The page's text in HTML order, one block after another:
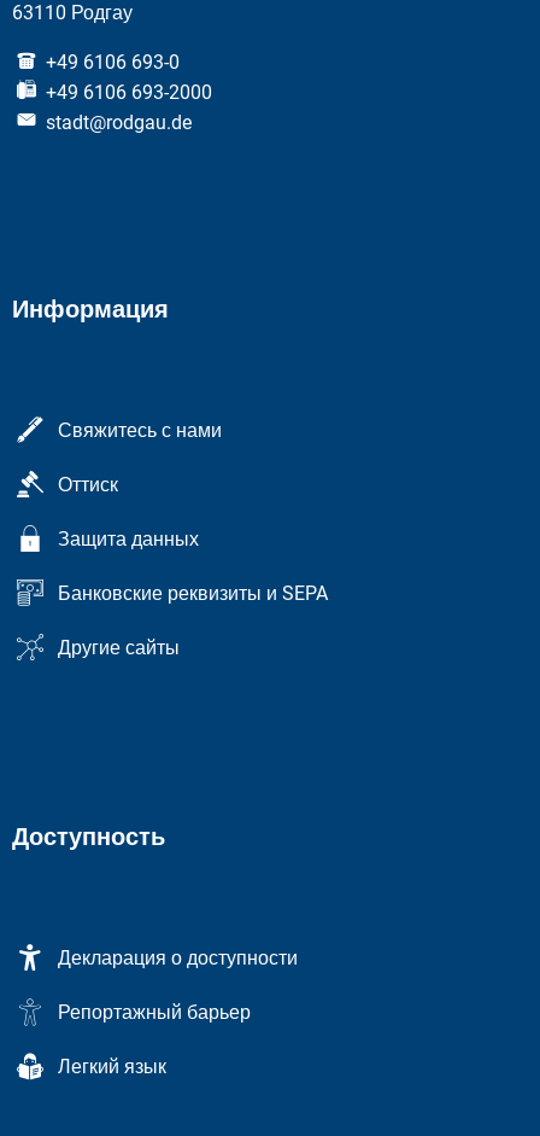
63110 Родгау
+49 6106 693-0
+49 6106 693-2000
stadt@rodgau.de
Информация
Свяжитесь с нами
Оттиск
Защита данных
Банковские реквизиты и SEPA
Другие сайты
Доступность
Декларация о доступности
Репортажный барьер
Легкий язык